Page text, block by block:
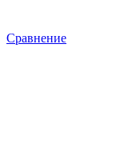
Сравнение